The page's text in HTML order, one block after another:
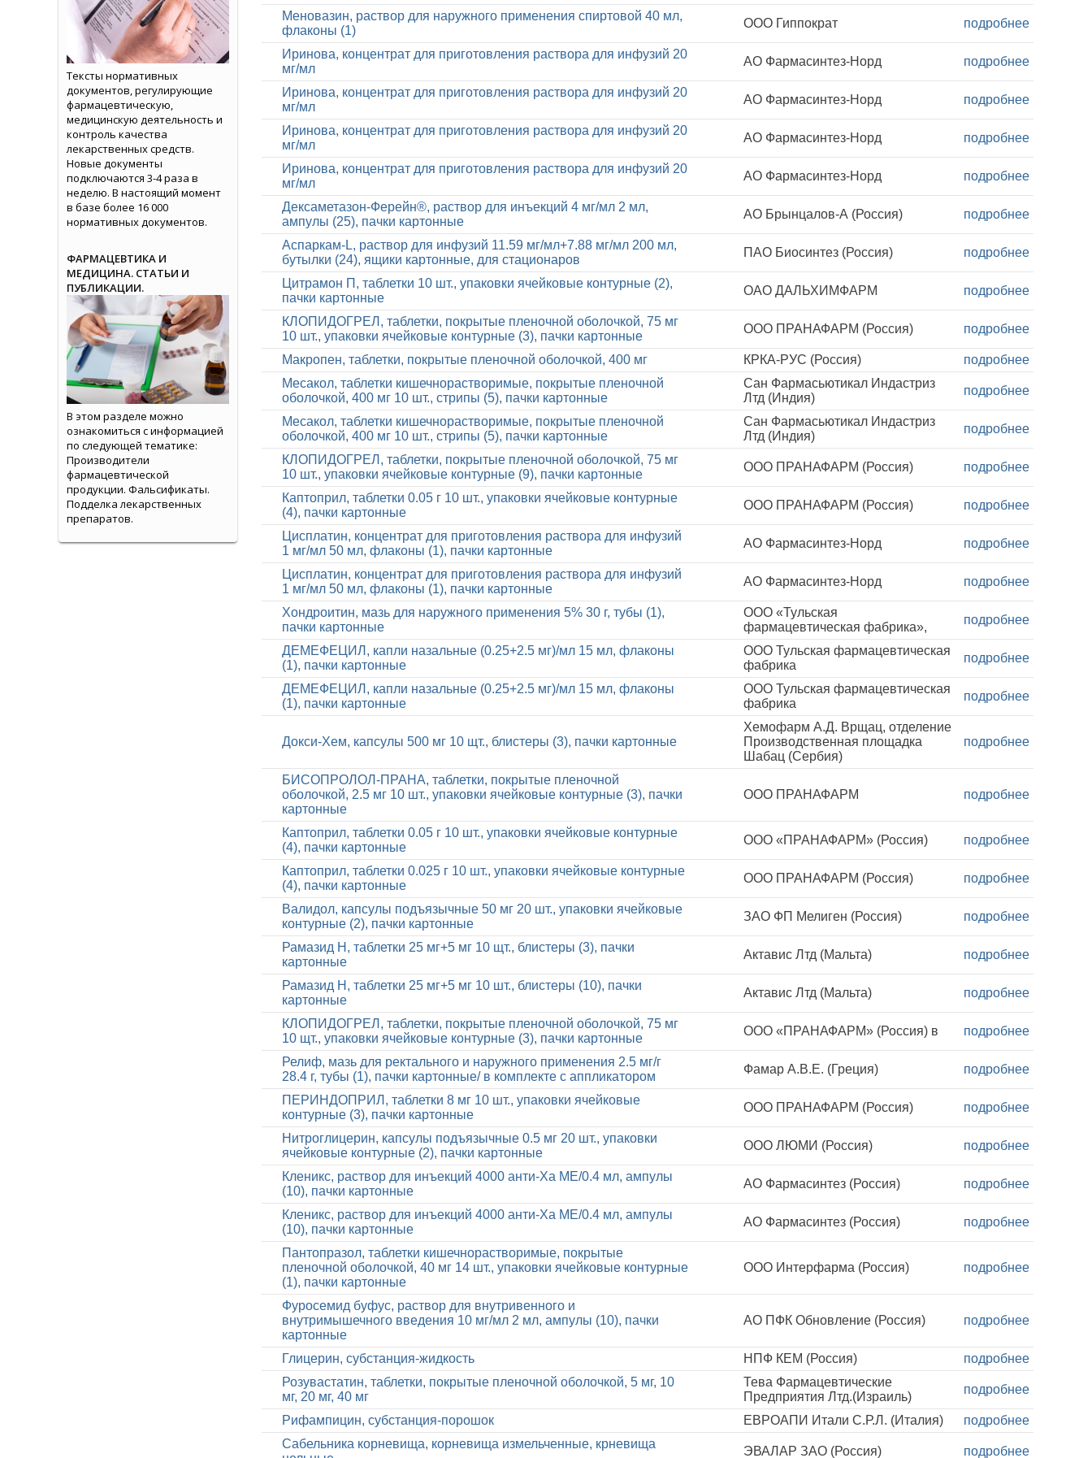
Меновазин, раствор для наружного применения спиртовой 40 мл,
флаконы (1)
ООО Гиппократ подробнее
Иринова, концентрат для приготовления раствора для инфузий 20
мг/мл
АО Фармасинтез-Норд подробнее
Иринова, концентрат для приготовления раствора для инфузий 20
мг/мл
АО Фармасинтез-Норд подробнее
Иринова, концентрат для приготовления раствора для инфузий 20
мг/мл
АО Фармасинтез-Норд подробнее
Иринова, концентрат для приготовления раствора для инфузий 20
мг/мл
АО Фармасинтез-Норд подробнее
Дексаметазон-Ферейн®, раствор для инъекций 4 мг/мл 2 мл,
ампулы (25), пачки картонные
АО Брынцалов-А (Россия) подробнее
Аспаркам-L, раствор для инфузий 11.59 мг/мл+7.88 мг/мл 200 мл,
бутылки (24), ящики картонные, для стационаров
ПАО Биосинтез (Россия) подробнее
Цитрамон П, таблетки 10 шт., упаковки ячейковые контурные (2),
пачки картонные
ОАО ДАЛЬХИМФАРМ подробнее
КЛОПИДОГРЕЛ, таблетки, покрытые пленочной оболочкой, 75 мг
10 шт., упаковки ячейковые контурные (3), пачки картонные
ООО ПРАНАФАРМ (Россия) подробнее
Макропен, таблетки, покрытые пленочной оболочкой, 400 мг КРКА-РУС (Россия)
подробнее
Месакол, таблетки кишечнорастворимые, покрытые пленочной
оболочкой, 400 мг 10 шт., стрипы (5), пачки картонные
Сан Фармасьютикал Индастриз
Лтд (Индия)
подробнее
Месакол, таблетки кишечнорастворимые, покрытые пленочной
оболочкой, 400 мг 10 шт., стрипы (5), пачки картонные
Сан Фармасьютикал Индастриз
Лтд (Индия)
подробнее
КЛОПИДОГРЕЛ, таблетки, покрытые пленочной оболочкой, 75 мг
10 шт., упаковки ячейковые контурные (9), пачки картонные
ООО ПРАНАФАРМ (Россия) подробнее
Каптоприл, таблетки 0.05 г 10 шт., упаковки ячейковые контурные
(4), пачки картонные
ООО ПРАНАФАРМ (Россия) подробнее
Цисплатин, концентрат для приготовления раствора для инфузий
1 мг/мл 50 мл, флаконы (1), пачки картонные
АО Фармасинтез-Норд подробнее
Цисплатин, концентрат для приготовления раствора для инфузий
1 мг/мл 50 мл, флаконы (1), пачки картонные
АО Фармасинтез-Норд подробнее
Хондроитин, мазь для наружного применения 5% 30 г, тубы (1),
пачки картонные
ООО «Тульская
фармацевтическая фабрика»,
подробнее
ДЕМЕФЕЦИЛ, капли назальные (0.25+2.5 мг)/мл 15 мл, флаконы
(1), пачки картонные
ООО Тульская фармацевтическая
фабрика
подробнее
ДЕМЕФЕЦИЛ, капли назальные (0.25+2.5 мг)/мл 15 мл, флаконы
(1), пачки картонные
ООО Тульская фармацевтическая
фабрика
подробнее
Докси-Хем, капсулы 500 мг 10 щт., блистеры (3), пачки картонные
Хемофарм А.Д. Врщац, отделение
Производственная площадка
Шабац (Сербия)
подробнее
БИСОПРОЛОЛ-ПРАНА, таблетки, покрытые пленочной
оболочкой, 2.5 мг 10 шт., упаковки ячейковые контурные (3), пачки
картонные
ООО ПРАНАФАРМ подробнее
Каптоприл, таблетки 0.05 г 10 шт., упаковки ячейковые контурные
(4), пачки картонные
ООО «ПРАНАФАРМ» (Россия) подробнее
Каптоприл, таблетки 0.025 г 10 шт., упаковки ячейковые контурные
(4), пачки картонные
ООО ПРАНАФАРМ (Россия) подробнее
Валидол, капсулы подъязычные 50 мг 20 шт., упаковки ячейковые
контурные (2), пачки картонные
ЗАО ФП Мелиген (Россия) подробнее
Рамазид Н, таблетки 25 мг+5 мг 10 щт., блистеры (3), пачки
картонные
Актавис Лтд (Мальта) подробнее
Рамазид Н, таблетки 25 мг+5 мг 10 шт., блистеры (10), пачки
картонные
Актавис Лтд (Мальта) подробнее
КЛОПИДОГРЕЛ, таблетки, покрытые пленочной оболочкой, 75 мг
10 щт., упаковки ячейковые контурные (3), пачки картонные
ООО «ПРАНАФАРМ» (Россия) в подробнее
Релиф, мазь для ректального и наружного применения 2.5 мг/г
28.4 г, тубы (1), пачки картонные/ в комплекте с аппликатором
Фамар А.В.Е. (Греция) подробнее
ПЕРИНДОПРИЛ, таблетки 8 мг 10 шт., упаковки ячейковые
контурные (3), пачки картонные
ООО ПРАНАФАРМ (Россия) подробнее
Нитроглицерин, капсулы подъязычные 0.5 мг 20 шт., упаковки
ячейковые контурные (2), пачки картонные
ООО ЛЮМИ (Россия) подробнее
Кленикс, раствор для инъекций 4000 анти-Ха МЕ/0.4 мл, ампулы
(10), пачки картонные
АО Фармасинтез (Россия) подробнее
Кленикс, раствор для инъекций 4000 анти-Ха МЕ/0.4 мл, ампулы
(10), пачки картонные
АО Фармасинтез (Россия) подробнее
Пантопразол, таблетки кишечнорастворимые, покрытые
пленочной оболочкой, 40 мг 14 шт., упаковки ячейковые контурные
(1), пачки картонные
ООО Интерфарма (Россия) подробнее
Фуросемид буфус, раствор для внутривенного и
внутримышечного введения 10 мг/мл 2 мл, ампулы (10), пачки
картонные
АО ПФК Обновление (Россия) подробнее
Глицерин, субстанция-жидкость НПФ КЕМ (Россия)
подробнее
Розувастатин, таблетки, покрытые пленочной оболочкой, 5 мг, 10
мг, 20 мг, 40 мг
Тева Фармацевтические
Предприятия Лтд.(Израиль)
подробнее
Рифампицин, субстанция-порошок ЕВРОАПИ Итали С.Р.Л. (Италия)
подробнее
Сабельника корневища, корневища измельченные, крневища
ЭВАЛАР ЗАО (Россия) подробнее
Тексты нормативных
документов, регулирующие
фармацевтическую,
медицинскую деятельность и
контроль качества
лекарственных средств.
Новые документы
подключаются 3-4 раза в
неделю. В настоящий момент
в базе более 16 000
нормативных документов.
ФАРМАЦЕВТИКА И
МЕДИЦИНА. СТАТЬИ И
ПУБЛИКАЦИИ.
В этом разделе можно
ознакомиться с информацией
по следующей тематике:
Производители
фармацевтической
продукции. Фальсификаты.
Подделка лекарственных
препаратов.